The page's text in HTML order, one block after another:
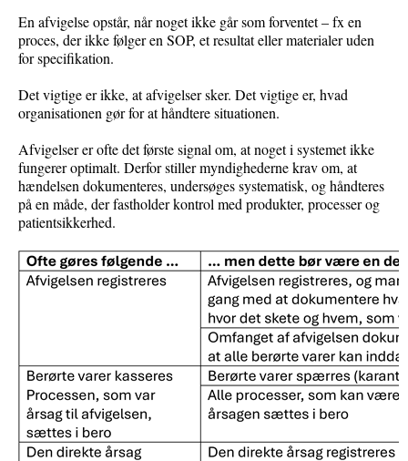
En afvigelse opstår, når noget ikke går som forventet – fx en
proces, der ikke følger en SOP, et resultat eller materialer uden
for specifikation.
Det vigtige er ikke, at afvigelser sker. Det vigtige er, hvad
organisationen gør for at håndtere situationen.
Afvigelser er ofte det første signal om, at noget i systemet ikke
fungerer optimalt. Derfor stiller myndighederne krav om, at
hændelsen dokumenteres, undersøges systematisk, og håndteres
på en måde, der fastholder kontrol med produkter, processer og
patientsikkerhed.